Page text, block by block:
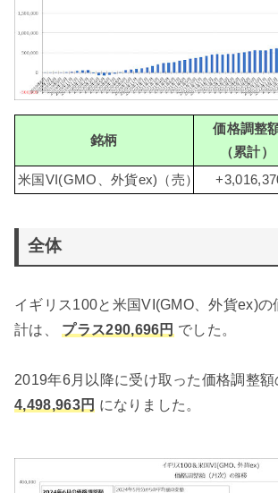
銘柄
価格調整
（累計）
米国VI(GMO、外貨ex)（売）
全体
イギリス100と米国VI(GMO、外貨ex)の
計は、 プラス290,696円 でした。
2019年6月以降に受け取った価格調整額
4,498,963円 になりました。